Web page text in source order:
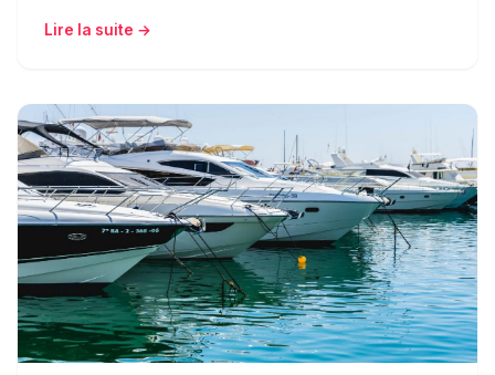
Lire la suite →